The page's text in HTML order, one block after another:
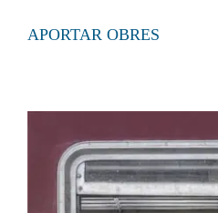
APORTAR OBRES